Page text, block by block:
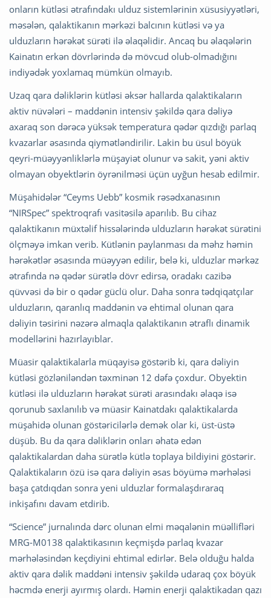
onların kütləsi ətrafındakı ulduz sistemlərinin xüsusiyyətləri,
məsələn, qalaktikanın mərkəzi balcının kütləsi və ya
ulduzların hərəkət sürəti ilə əlaqəlidir. Ancaq bu əlaqələrin
Kainatın erkən dövrlərində də mövcud olub-olmadığını
indiyədək yoxlamaq mümkün olmayıb.
Uzaq qara dəliklərin kütləsi əksər hallarda qalaktikaların
aktiv nüvələri – maddənin intensiv şəkildə qara dəliyə
axaraq son dərəcə yüksək temperatura qədər qızdığı parlaq
kvazarlar əsasında qiymətləndirilir. Lakin bu üsul böyük
qeyri-müəyyənliklərlə müşayiət olunur və sakit, yəni aktiv
olmayan obyektlərin öyrənilməsi üçün uyğun hesab edilmir.
Müşahidələr “Ceyms Uebb” kosmik rəsədxanasının
“NIRSpec” spektroqrafı vasitəsilə aparılıb. Bu cihaz
qalaktikanın müxtəlif hissələrində ulduzların hərəkət sürətini
ölçməyə imkan verib. Kütlənin paylanması da məhz həmin
hərəkətlər əsasında müəyyən edilir, belə ki, ulduzlar mərkəz
ətrafında nə qədər sürətlə dövr edirsə, oradakı cazibə
qüvvəsi də bir o qədər güclü olur. Daha sonra tədqiqatçılar
ulduzların, qaranlıq maddənin və ehtimal olunan qara
dəliyin təsirini nəzərə almaqla qalaktikanın ətraflı dinamik
modellərini hazırlayıblar.
Müasir qalaktikalarla müqayisə göstərib ki, qara dəliyin
kütləsi gözləniləndən təxminən 12 dəfə çoxdur. Obyektin
kütləsi ilə ulduzların hərəkət sürəti arasındakı əlaqə isə
qorunub saxlanılıb və müasir Kainatdakı qalaktikalarda
müşahidə olunan göstəricilərlə demək olar ki, üst-üstə
düşüb. Bu da qara dəliklərin onları əhatə edən
qalaktikalardan daha sürətlə kütlə toplaya bildiyini göstərir.
Qalaktikaların özü isə qara dəliyin əsas böyümə mərhələsi
başa çatdıqdan sonra yeni ulduzlar formalaşdıraraq
inkişafını davam etdirib.
“Science” jurnalında dərc olunan elmi məqalənin müəllifləri
MRG-M0138 qalaktikasının keçmişdə parlaq kvazar
mərhələsindən keçdiyini ehtimal edirlər. Belə olduğu halda
aktiv qara dəlik maddəni intensiv şəkildə udaraq çox böyük
həcmdə enerji ayırmış olardı. Həmin enerji qalaktikadan qazı